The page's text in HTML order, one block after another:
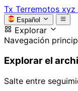
Tx Terremotos xyz
Español
Explorar
Navegación
Explorar el
Salte entre